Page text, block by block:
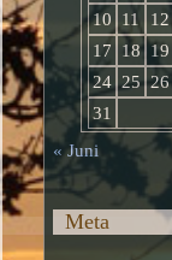
10
11 12
17
18 19
24 25 26
31
« Juni
Meta